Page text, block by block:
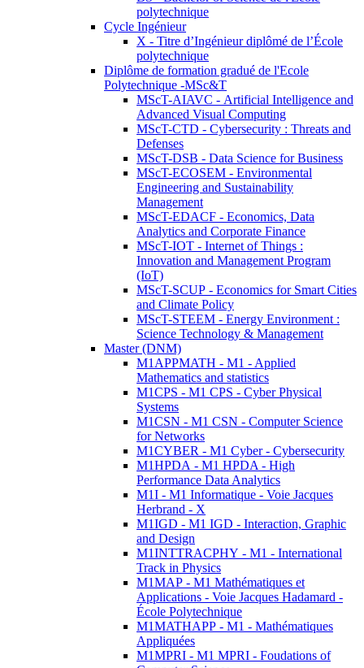
polytechnique
Cycle Ingénieur
X - Titre d’Ingénieur diplômé de l’École
polytechnique
Diplôme de formation gradué de l'Ecole
Polytechnique -MSc&T
MScT-AIAVC - Artificial Intelligence and
Advanced Visual Computing
MScT-CTD - Cybersecurity : Threats and
Defenses
MScT-DSB - Data Science for Business
MScT-ECOSEM - Environmental
Engineering and Sustainability
Management
MScT-EDACF - Economics, Data
Analytics and Corporate Finance
MScT-IOT - Internet of Things :
Innovation and Management Program
(IoT)
MScT-SCUP - Economics for Smart Cities
and Climate Policy
MScT-STEEM - Energy Environment :
Science Technology & Management
Master (DNM)
M1APPMATH - M1 - Applied
Mathematics and statistics
M1CPS - M1 CPS - Cyber Physical
Systems
M1CSN - M1 CSN - Computer Science
for Networks
M1CYBER - M1 Cyber - Cybersecurity
M1HPDA - M1 HPDA - High
Performance Data Analytics
M1I - M1 Informatique - Voie Jacques
Herbrand - X
M1IGD - M1 IGD - Interaction, Graphic
and Design
M1INTTRACPHY - M1 - International
Track in Physics
M1MAP - M1 Mathématiques et
Applications - Voie Jacques Hadamard -
École Polytechnique
M1MATHAPP - M1 - Mathématiques
Appliquées
M1MPRI - M1 MPRI - Foudations of